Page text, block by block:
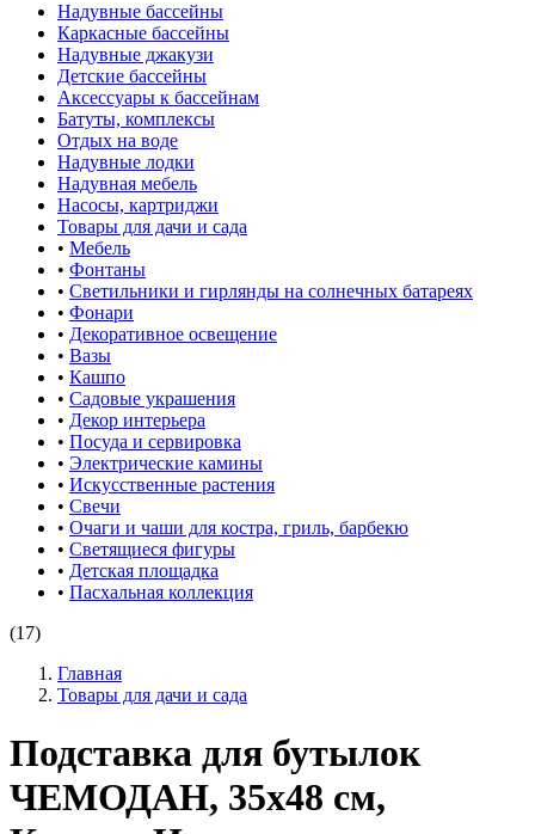
Надувные бассейны
Каркасные бассейны
Надувные джакузи
Детские бассейны
Аксессуары к бассейнам
Батуты, комплексы
Отдых на воде
Надувные лодки
Надувная мебель
Насосы, картриджи
Товары для дачи и сада
• Мебель
• Фонтаны
• Светильники и гирлянды на солнечных батареях
• Фонари
• Декоративное освещение
• Вазы
• Кашпо
• Садовые украшения
• Декор интерьера
• Посуда и сервировка
• Электрические камины
• Искусственные растения
• Свечи
• Очаги и чаши для костра, гриль, барбекю
• Светящиеся фигуры
• Детская площадка
• Пасхальная коллекция
(17)
Главная
Товары для дачи и сада
Подставка для бутылок
ЧЕМОДАН, 35х48 см,